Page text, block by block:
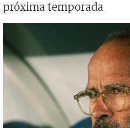
próxima temporada